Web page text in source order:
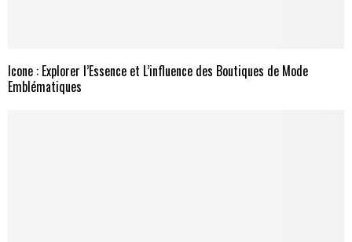
Icone : Explorer l’Essence et L’influence des Boutiques de Mode
Emblématiques